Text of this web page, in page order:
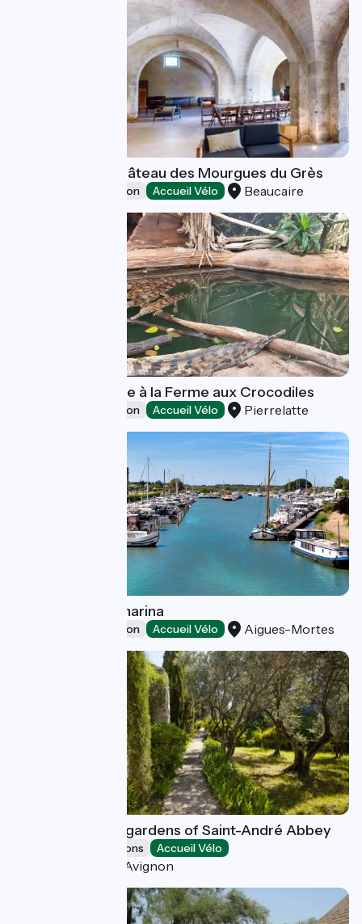
Room rental - Château des Mourgues du Grès
Leisure and recreation Accueil Vélo Beaucaire
Salle de séminaire à la Ferme aux Crocodiles
Leisure and recreation Accueil Vélo Pierrelatte
Aigues-Mortes marina
Leisure and recreation Accueil Vélo Aigues-Mortes
The remarkable gardens of Saint-André Abbey
Museums & attractions Accueil Vélo
Villeneuve-lès-Avignon